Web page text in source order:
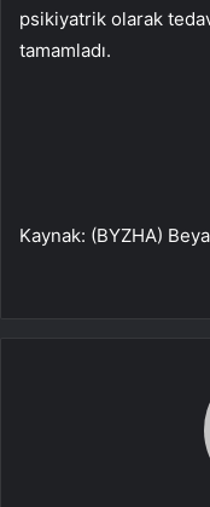
psikiyatrik olarak
tamamladı.
Kaynak: (BYZHA)